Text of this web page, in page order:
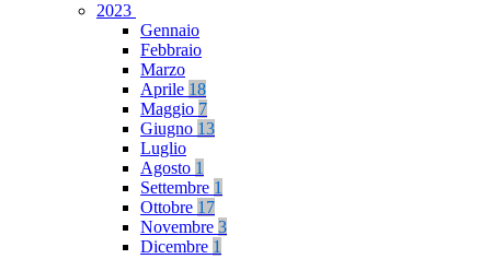
2023
Gennaio
Febbraio
Marzo
Aprile 18
Maggio 7
Giugno 13
Luglio
Agosto 1
Settembre 1
Ottobre 17
Novembre 3
Dicembre 1